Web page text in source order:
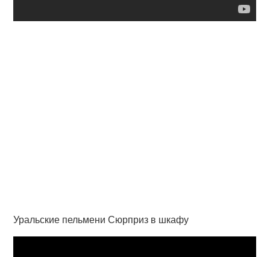
Уральские пельмени Сюрприз в шкафу